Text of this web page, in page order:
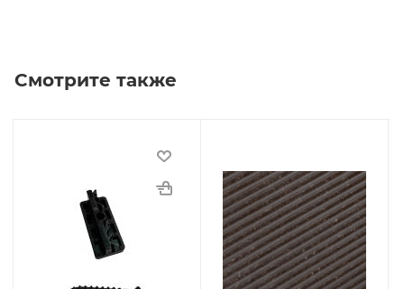
Смотрите также